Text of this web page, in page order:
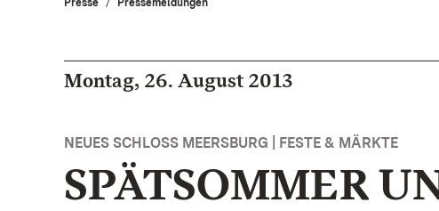
Presse Pressemeldungen
Montag, 26. August 2013
NEUES SCHLOSS MEERSBURG | FESTE & MÄRKTE
SPÄTSOMMER